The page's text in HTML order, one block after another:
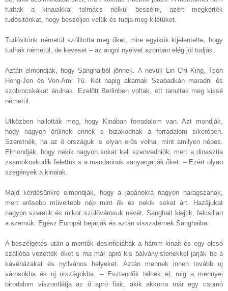
tudtak a kinaiakkal tolmács nélkül beszélni, azért megkérték
tudósitónkat, hogy beszéljen velük és tudja meg kilétüket.
Tudósitónk németül szólitotta meg őket, mire egyikük kijelentette, hogy
tudnak németül, de keveset – az angol nyelvet azonban elég jól tudják.
Aztán elmondják, hogy Sanghaiból jönnek. A nevük Lin Chi King, Tson
Hong-Jen és Von-Ami Tü. Két napig akarnak Szabadkán maradni és
szobrocskákat árulnak. Ezelőtt Berlinben voltak, ott tanultak meg kissé
németül.
Utközben hallották meg, hogy Kinában forradalom van. Azt mondják,
hogy nagyon örülnek ennek s bizakodnak a forradalom sikerében.
Szeretnék, ha az ő országuk is olyan erős volna, mint amilyen népes.
Elmondják, hogy nekik nagyon sokat kell szenvedniök, mert a dinasztia
zsarnokoskodik felettük s a mandarinok sanyargatják őket. – Ezért olyan
szegények a kinaiak.
Majd kérdésünkre elmondják, hogy a japánokra nagyon haragszanak,
mert erősebb müveltebb nép mint ők és nekik sokat árt. Hazájukat
nagyon szeretik és mikor szülővárosuk nevét, Sanghait kiejtik, felcsillan
a szemük. Egész Europát bejárják és aztán visszatérnek Sanghaiba.
A beszélgetés után a mentők desinficiálták a három kinait és egy olcsó
szállóba vezették őket s ma már apró kis bálványistenekkel járják be a
kávéházakat és nyilvános helyeket. Aztán mennek innen tovább uj
városokba és uj országokba. – Esztendők telnek el, mig a mennyei
birodalom viszontlátja az ő apró fiait, akik akkorra már egy csomó